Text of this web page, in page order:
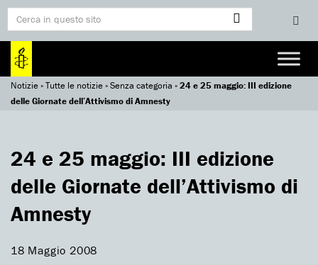
Notizie»Tutte le notizie»Senza categoria »24 e 25 maggio: III edizione
delle Giornate dell’Attivismo di Amnesty
24 e 25 maggio: III edizione
delle Giornate dell’Attivismo di
Amnesty
18 Maggio 2008